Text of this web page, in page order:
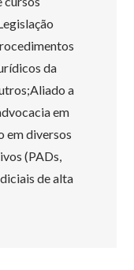
da
a
em
em diversos
(PADs,
de alta